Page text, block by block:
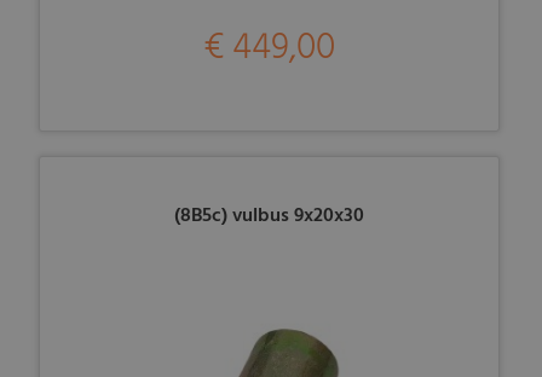
€ 449,00
(8B5c) vulbus 9x20x30